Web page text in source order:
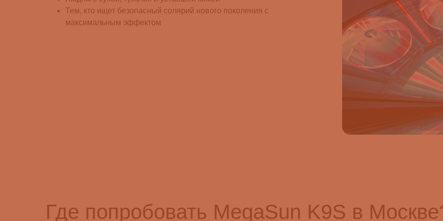
Тем, кто ищет безопасный солярий нового поколения с
максимальным эффектом
Где попробовать MegaSun K9S в